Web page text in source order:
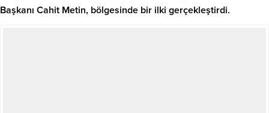
Başkanı Cahit Metin, bölgesinde bir ilki gerçekleştirdi.